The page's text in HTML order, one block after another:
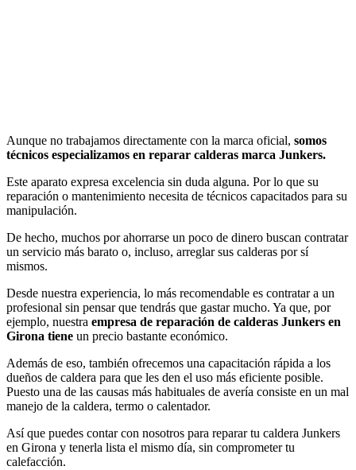
Aunque no trabajamos directamente con la marca oficial, somos
técnicos especializamos en reparar calderas marca Junkers.
Este aparato expresa excelencia sin duda alguna. Por lo que su
reparación o mantenimiento necesita de técnicos capacitados para su
manipulación.
De hecho, muchos por ahorrarse un poco de dinero buscan contratar
un servicio más barato o, incluso, arreglar sus calderas por sí
mismos.
Desde nuestra experiencia, lo más recomendable es contratar a un
profesional sin pensar que tendrás que gastar mucho. Ya que, por
ejemplo, nuestra empresa de reparación de calderas Junkers en
Girona tiene un precio bastante económico.
Además de eso, también ofrecemos una capacitación rápida a los
dueños de caldera para que les den el uso más eficiente posible.
Puesto una de las causas más habituales de avería consiste en un mal
manejo de la caldera, termo o calentador.
Así que puedes contar con nosotros para reparar tu caldera Junkers
en Girona y tenerla lista el mismo día, sin comprometer tu
calefacción.